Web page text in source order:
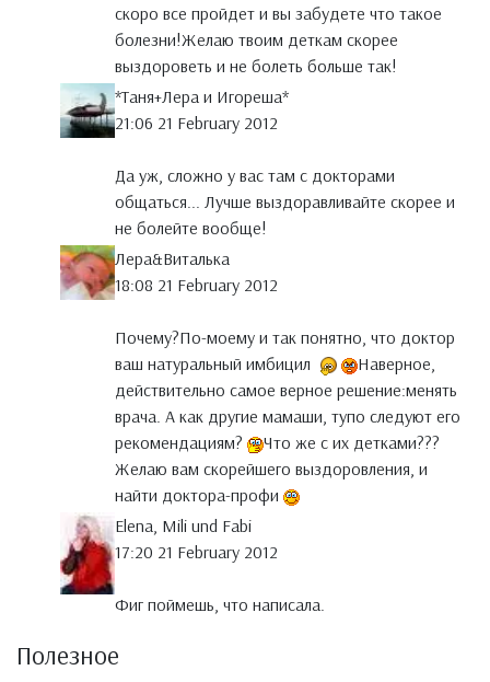
скоро все пройдет и вы забудете что такое
болезни!Желаю твоим деткам скорее
выздороветь и не болеть больше так!
*Таня+Лера и Игореша*
21:06 21 February 2012
Да уж, сложно у вас там с докторами
общаться... Лучше выздоравливайте скорее и
не болейте вообще!
Лера&Виталька
18:08 21 February 2012
Почему?По-моему и так понятно, что доктор
ваш натуральный имбицил
Наверное,
действительно самое верное решение:менять
врача. А как другие мамаши, тупо следуют его
рекомендациям?
Что же с их детками???
Желаю вам скорейшего выздоровления, и
найти доктора-профи
Elena, Mili und Fabi
17:20 21 February 2012
Фиг поймешь, что написала.
Полезное